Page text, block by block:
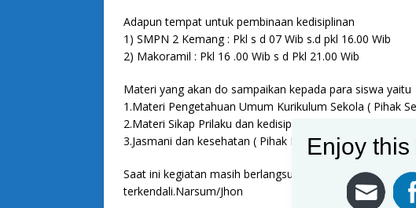
Adapun tempat untuk pembinaan kedisiplinan
1) SMPN 2 Kemang : Pkl s d 07 Wib s.d pkl 16.00 Wib
2) Makoramil : Pkl 16 .00 Wib s d Pkl 21.00 Wib
Materi yang akan do sampaikan kepada para siswa yaitu
1.Materi Pengetahuan Umum Kurikulum Sekola ( Pihak
2.Materi Sikap Prilaku dan kedisiplinan ( Pihak Koramil )
3.Jasmani dan kesehatan ( Pihak Koramil dan Timkes)
Saat ini kegiatan masih berlangsung untuk registrasi
terkendali.Narsum/Jhon
Enjoy